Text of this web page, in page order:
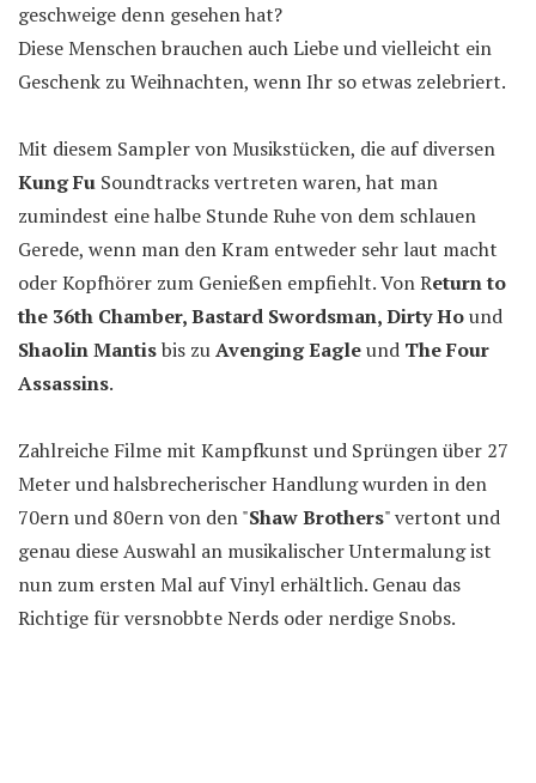
geschweige denn gesehen hat?
Diese Menschen brauchen auch Liebe und vielleicht ein
Geschenk zu Weihnachten, wenn Ihr so etwas zelebriert.
Mit diesem Sampler von Musikstücken, die auf diversen
Kung Fu Soundtracks vertreten waren, hat man
zumindest eine halbe Stunde Ruhe von dem schlauen
Gerede, wenn man den Kram entweder sehr laut macht
oder Kopfhörer zum Genießen empfiehlt. Von Return to
the 36th Chamber, Bastard Swordsman, Dirty Hound
Shaolin Mantisbis zuAvenging Eagleund The Four
Assassins.
Zahlreiche Filme mit Kampfkunst und Sprüngen über 27
Meter und halsbrecherischer Handlung wurden in den
70ern und 80ern von den "Shaw Brothers" vertont und
genau diese Auswahl an musikalischer Untermalung ist
nun zum ersten Mal auf Vinyl erhältlich. Genau das
Richtige für versnobbte Nerds oder nerdige Snobs.